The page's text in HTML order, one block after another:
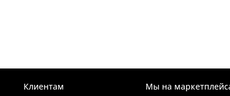
Клиентам Мы на